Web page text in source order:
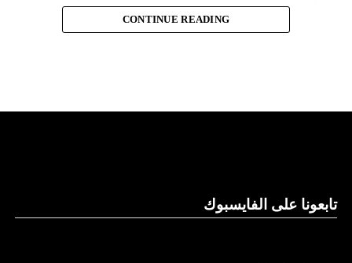
إلى أن المقاومة ضد الاحتلال الإسرائيلي لم تكن يوماً محط
إجماع داخلي، وإن كانت القوى اللبنانية المؤمنة بالصراع ضد
النهار
CONTINUE READING
تابعونا على الفايسبوك